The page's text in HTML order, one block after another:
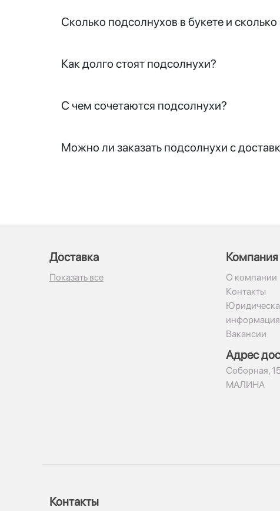
Сколько подсолнухов в букете и сколько
Как долго стоят подсолнухи?
С чем сочетаются подсолнухи?
Можно ли заказать подсолнухи с
Доставка
Показать все
Компания
О компании
Контакты
информация
Вакансии
Адрес
​Соборная,
МАЛИНА
Контакты